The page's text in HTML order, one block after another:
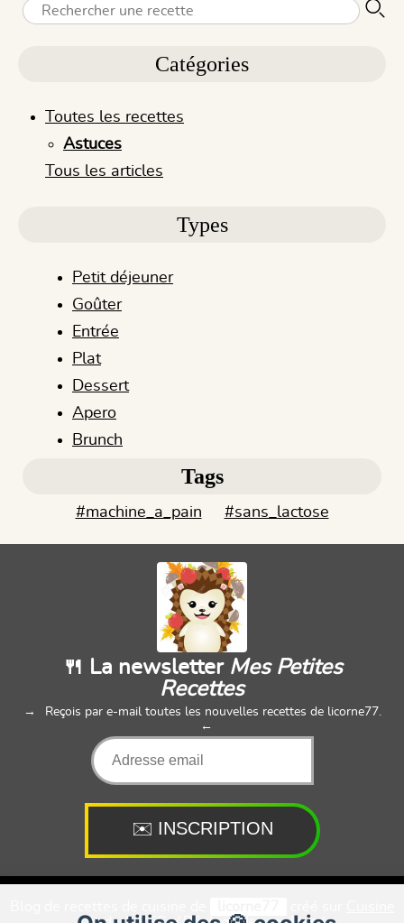
Catégories
Toutes les recettes
Astuces
Tous les articles
Types
Petit déjeuner
Goûter
Entrée
Plat
Dessert
Apero
Brunch
Tags
#machine_a_pain #sans_lactose
🍴 La newsletter Mes Petites
Recettes
Reçois par e-mail toutes les nouvelles recettes de licorne77.